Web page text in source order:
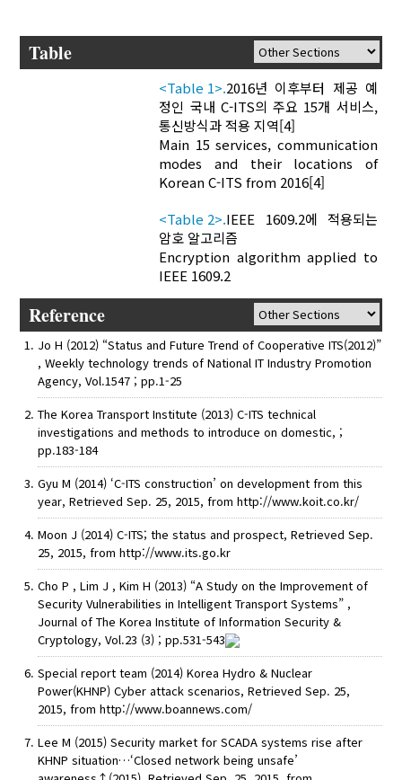
Table
<Table 1>.2016년 이후부터 제공 예
정인 국내 C-ITS의 주요 15개 서비스,
통신방식과 적용 지역[4]
Main 15 services, communication
modes and their locations of
Korean C-ITS from 2016[4]
<Table 2>.IEEE 1609.2에 적용되는
암호 알고리즘
Encryption algorithm applied to
IEEE 1609.2
Reference
Jo H (2012) “Status and Future Trend of Cooperative ITS(2012)”
, Weekly technology trends of National IT Industry Promotion
Agency, Vol.1547 ; pp.1-25
The Korea Transport Institute (2013) C-ITS technical
investigations and methods to introduce on domestic, ;
pp.183-184
Gyu M (2014) ‘C-ITS construction’ on development from this
year, Retrieved Sep. 25, 2015, from http://www.koit.co.kr/
Moon J (2014) C-ITS; the status and prospect, Retrieved Sep.
25, 2015, from http://www.its.go.kr
Cho P , Lim J , Kim H (2013) “A Study on the Improvement of
Security Vulnerabilities in Intelligent Transport Systems” ,
Journal of The Korea Institute of Information Security &
Cryptology, Vol.23 (3) ; pp.531-543
Special report team (2014) Korea Hydro & Nuclear
Power(KHNP) Cyber attack scenarios, Retrieved Sep. 25,
2015, from http://www.boannews.com/
Lee M (2015) Security market for SCADA systems rise after
KHNP situation…‘Closed network being unsafe’